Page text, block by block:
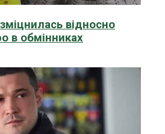
відносно
в обмінниках